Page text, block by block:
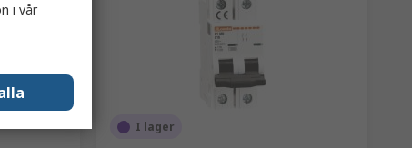
I lager
i vår